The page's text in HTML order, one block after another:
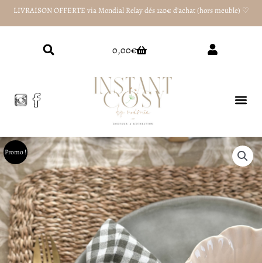
AllerLIVRAISON OFFERTE via Mondial Relay dés 120€ d'achat (hors meuble) ♡
0,00€Panier
Promo !